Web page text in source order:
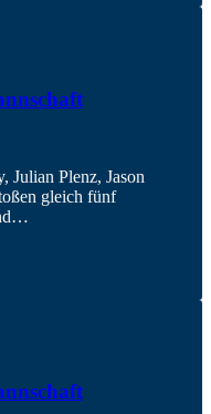
Julian Plenz, Jason
gleich fünf